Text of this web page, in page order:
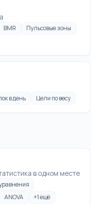
BMR
Пульсовые зоны
в день Цели по весу
в одном месте
ANOVA +1ещё